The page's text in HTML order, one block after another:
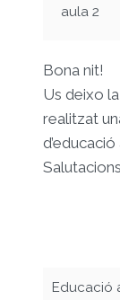
aula 2
Bona nit!
Us deixo
realitzat
Educació